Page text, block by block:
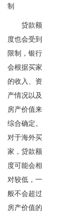
制
贷款额
度也会受到
限制，银行
会根据买家
的收入、资
产情况以及
房产价值来
综合确定。
对于海外买
家，贷款额
度可能会相
对较低，一
般不会超过
房产价值的